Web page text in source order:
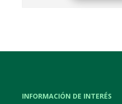
INFORMACIÓN DE INTERÉS